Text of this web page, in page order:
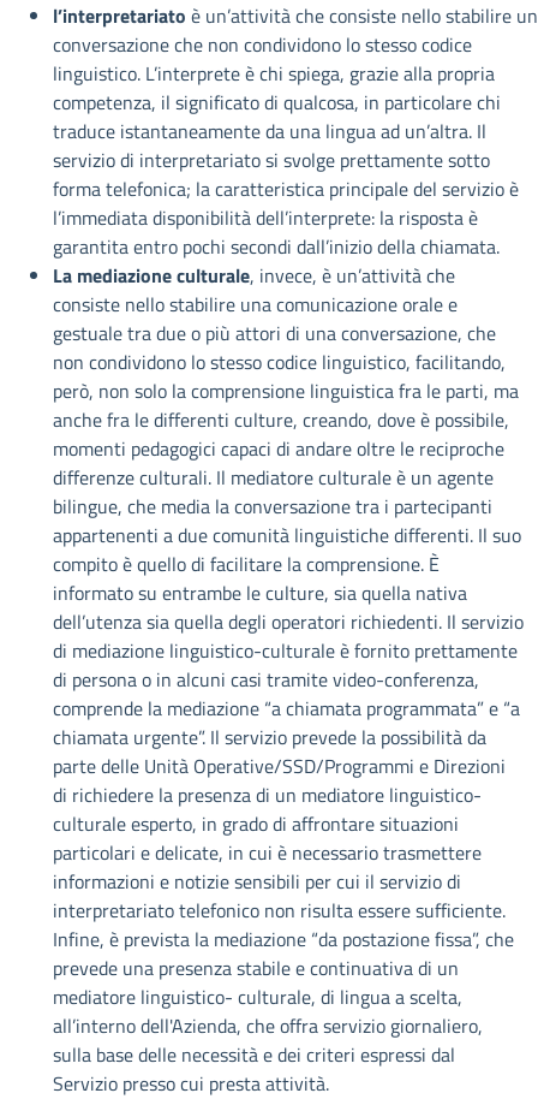
l’interpretariato è un’attività che consiste nello stabilire
conversazione che non condividono lo stesso codice
linguistico. L’interprete è chi spiega, grazie alla propria
competenza, il significato di qualcosa, in particolare chi
traduce istantaneamente da una lingua ad un’altra. Il
servizio di interpretariato si svolge prettamente sotto
forma telefonica; la caratteristica principale del servizio è
l’immediata disponibilità dell’interprete: la risposta è
garantita entro pochi secondi dall’inizio della chiamata.
La mediazione culturale, invece, è un’attività che
consiste nello stabilire una comunicazione orale e
gestuale tra due o più attori di una conversazione, che
non condividono lo stesso codice linguistico, facilitando,
però, non solo la comprensione linguistica fra le parti, ma
anche fra le differenti culture, creando, dove è possibile,
momenti pedagogici capaci di andare oltre le reciproche
differenze culturali. Il mediatore culturale è un agente
bilingue, che media la conversazione tra i partecipanti
appartenenti a due comunità linguistiche differenti. Il suo
compito è quello di facilitare la comprensione. È
informato su entrambe le culture, sia quella nativa
dell’utenza sia quella degli operatori richiedenti. Il servizio
di mediazione linguistico-culturale è fornito prettamente
di persona o in alcuni casi tramite video-conferenza,
comprende la mediazione “a chiamata programmata” e “a
chiamata urgente”. Il servizio prevede la possibilità da
parte delle Unità Operative/SSD/Programmi e Direzioni
di richiedere la presenza di un mediatore linguistico-
culturale esperto, in grado di affrontare situazioni
particolari e delicate, in cui è necessario trasmettere
informazioni e notizie sensibili per cui il servizio di
interpretariato telefonico non risulta essere sufficiente.
Infine, è prevista la mediazione “da postazione fissa”, che
prevede una presenza stabile e continuativa di un
mediatore linguistico- culturale, di lingua a scelta,
all’interno dell'Azienda, che offra servizio giornaliero,
sulla base delle necessità e dei criteri espressi dal
Servizio presso cui presta attività.